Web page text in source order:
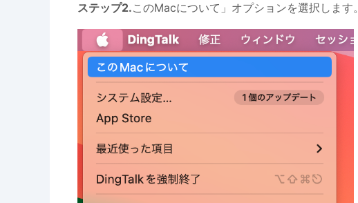
ステップ2.このMacについて」オプションを選択します。